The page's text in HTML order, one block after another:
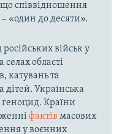
співвідношення
– «один до десяти».
військ у
селах області
катувань та
дітей. Українська
геноцид. Країни
фактів масових
у воєнних